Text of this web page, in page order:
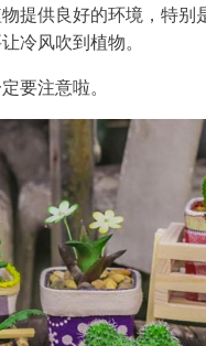
提供良好的环境，特别
冷风吹到植物。
要注意啦。